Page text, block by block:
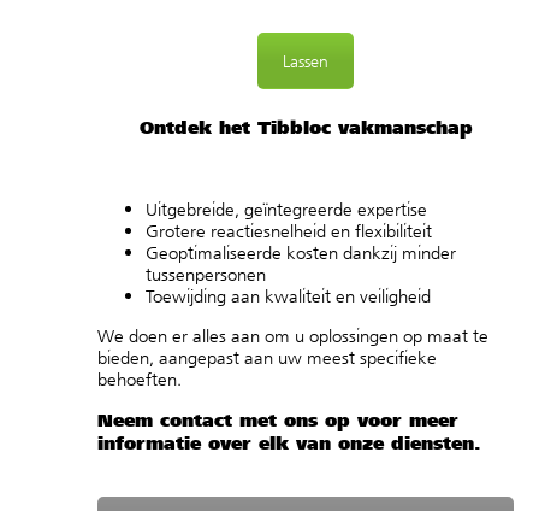
Lassen
Ontdek het Tibbloc vakmanschap
Uitgebreide, geïntegreerde expertise
Grotere reactiesnelheid en flexibiliteit
Geoptimaliseerde kosten dankzij minder
tussenpersonen
Toewijding aan kwaliteit en veiligheid
We doen er alles aan om u oplossingen op maat te
bieden, aangepast aan uw meest specifieke
behoeften.
Neem contact met ons op voor meer
informatie over elk van onze diensten.